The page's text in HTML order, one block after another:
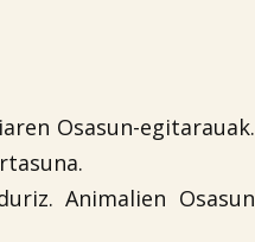
Osasun-egitarauak.
Animalien Osasun